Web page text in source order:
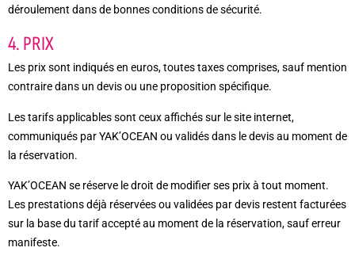
déroulement dans de bonnes conditions de sécurité.
4. PRIX
Les prix sont indiqués en euros, toutes taxes comprises, sauf mention
contraire dans un devis ou une proposition spécifique.
Les tarifs applicables sont ceux affichés sur le site internet,
communiqués par YAK’OCEAN ou validés dans le devis au moment de
la réservation.
YAK’OCEAN se réserve le droit de modifier ses prix à tout moment.
Les prestations déjà réservées ou validées par devis restent facturées
sur la base du tarif accepté au moment de la réservation, sauf erreur
manifeste.